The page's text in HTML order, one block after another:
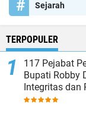
Sejarah
TERPOPULER
117 Pejabat
Bupati Robby
Integritas dan